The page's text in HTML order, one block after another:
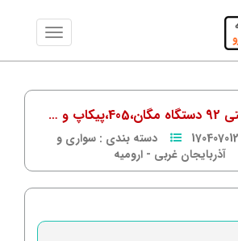
و …
دسته بندی : سواری و
آذربایجان غربی - ارومیه